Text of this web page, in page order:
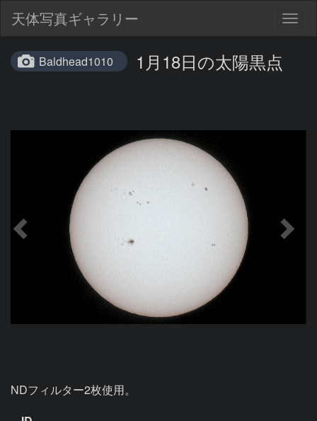
天体写真ギャラリー
Baldhead1010 1月18日の太陽黒点